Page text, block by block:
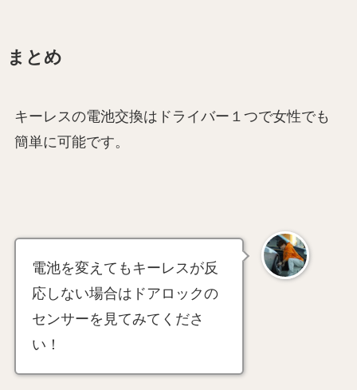
まとめ
キーレスの電池交換はドライバー１つで女性でも
簡単に可能です。
電池を変えてもキーレスが反
応しない場合はドアロックの
センサーを見てみてくださ
い！